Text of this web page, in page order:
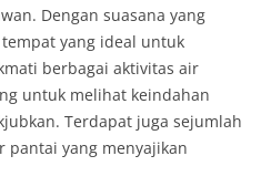
Dengan suasana yang
yang ideal untuk
berbagai aktivitas air
untuk melihat keindahan
Terdapat juga sejumlah
pantai yang menyajikan